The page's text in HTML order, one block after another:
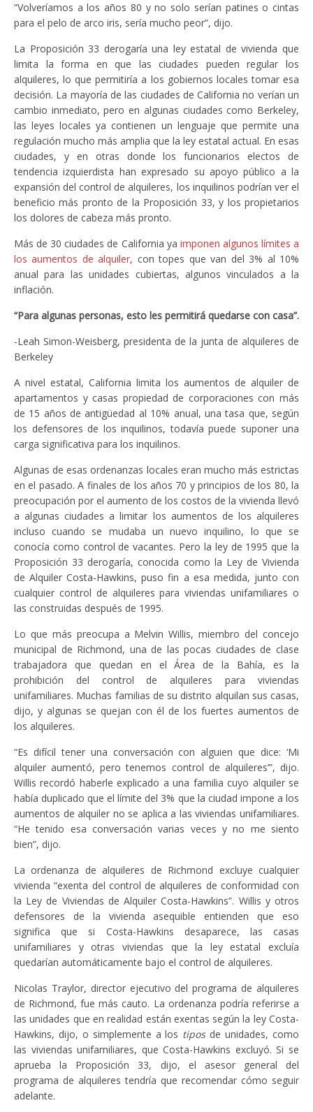
“Volveríamos a los años 80 y no solo serían patines o cintas
para el pelo de arco iris, sería mucho peor”, dijo.
La Proposición 33 derogaría una ley estatal de vivienda que
limita la forma en que las ciudades pueden regular los
alquileres, lo que permitiría a los gobiernos locales tomar esa
decisión. La mayoría de las ciudades de California no verían un
cambio inmediato, pero en algunas ciudades como Berkeley,
las leyes locales ya contienen un lenguaje que permite una
regulación mucho más amplia que la ley estatal actual. En esas
ciudades, y en otras donde los funcionarios electos de
tendencia izquierdista han expresado su apoyo público a la
expansión del control de alquileres, los inquilinos podrían ver el
beneficio más pronto de la Proposición 33, y los propietarios
los dolores de cabeza más pronto.
Más de 30 ciudades de California ya imponen algunos límites a
los aumentos de alquiler, con topes que van del 3% al 10%
anual para las unidades cubiertas, algunos vinculados a la
inflación.
“Para algunas personas, esto les permitirá quedarse con casa”.
-Leah Simon-Weisberg, presidenta de la junta de alquileres de
Berkeley
A nivel estatal, California limita los aumentos de alquiler de
apartamentos y casas propiedad de corporaciones con más
de 15 años de antigüedad al 10% anual, una tasa que, según
los defensores de los inquilinos, todavía puede suponer una
carga significativa para los inquilinos.
Algunas de esas ordenanzas locales eran mucho más estrictas
en el pasado. A finales de los años 70 y principios de los 80, la
preocupación por el aumento de los costos de la vivienda llevó
a algunas ciudades a limitar los aumentos de los alquileres
incluso cuando se mudaba un nuevo inquilino, lo que se
conocía como control de vacantes. Pero la ley de 1995 que la
Proposición 33 derogaría, conocida como la Ley de Vivienda
de Alquiler Costa-Hawkins, puso fin a esa medida, junto con
cualquier control de alquileres para viviendas unifamiliares o
las construidas después de 1995.
Lo que más preocupa a Melvin Willis, miembro del concejo
municipal de Richmond, una de las pocas ciudades de clase
trabajadora que quedan en el Área de la Bahía, es la
prohibición del control de alquileres para viviendas
unifamiliares. Muchas familias de su distrito alquilan sus casas,
dijo, y algunas se quejan con él de los fuertes aumentos de
los alquileres.
“Es difícil tener una conversación con alguien que dice: ‘Mi
alquiler aumentó, pero tenemos control de alquileres’”, dijo.
Willis recordó haberle explicado a una familia cuyo alquiler se
había duplicado que el límite del 3% que la ciudad impone a los
aumentos de alquiler no se aplica a las viviendas unifamiliares.
“He tenido esa conversación varias veces y no me siento
bien”, dijo.
La ordenanza de alquileres de Richmond excluye cualquier
vivienda “exenta del control de alquileres de conformidad con
la Ley de Viviendas de Alquiler Costa-Hawkins”. Willis y otros
defensores de la vivienda asequible entienden que eso
significa que si Costa-Hawkins desaparece, las casas
unifamiliares y otras viviendas que la ley estatal excluía
quedarían automáticamente bajo el control de alquileres.
Nicolas Traylor, director ejecutivo del programa de alquileres
de Richmond, fue más cauto. La ordenanza podría referirse a
las unidades que en realidad están exentas según la ley Costa-
Hawkins, dijo, o simplemente a los tiposde unidades, como
las viviendas unifamiliares, que Costa-Hawkins excluyó. Si se
aprueba la Proposición 33, dijo, el asesor general del
programa de alquileres tendría que recomendar cómo seguir
adelante.